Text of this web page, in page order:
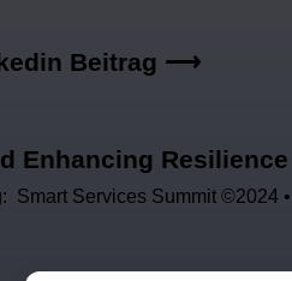
Beitrag ⟶
Enhancing
Services Summit ©2024